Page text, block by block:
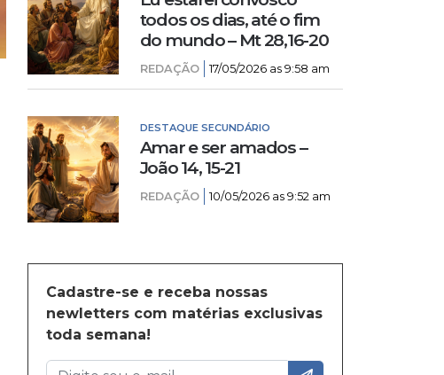
todos os dias, até o fim
do mundo – Mt 28,16-20
REDAÇÃO 17/05/2026 as 9:58 am
DESTAQUE SECUNDÁRIO
Amar e ser amados –
João 14, 15-21
REDAÇÃO 10/05/2026 as 9:52 am
Cadastre-se e receba nossas
newletters com matérias exclusivas
toda semana!